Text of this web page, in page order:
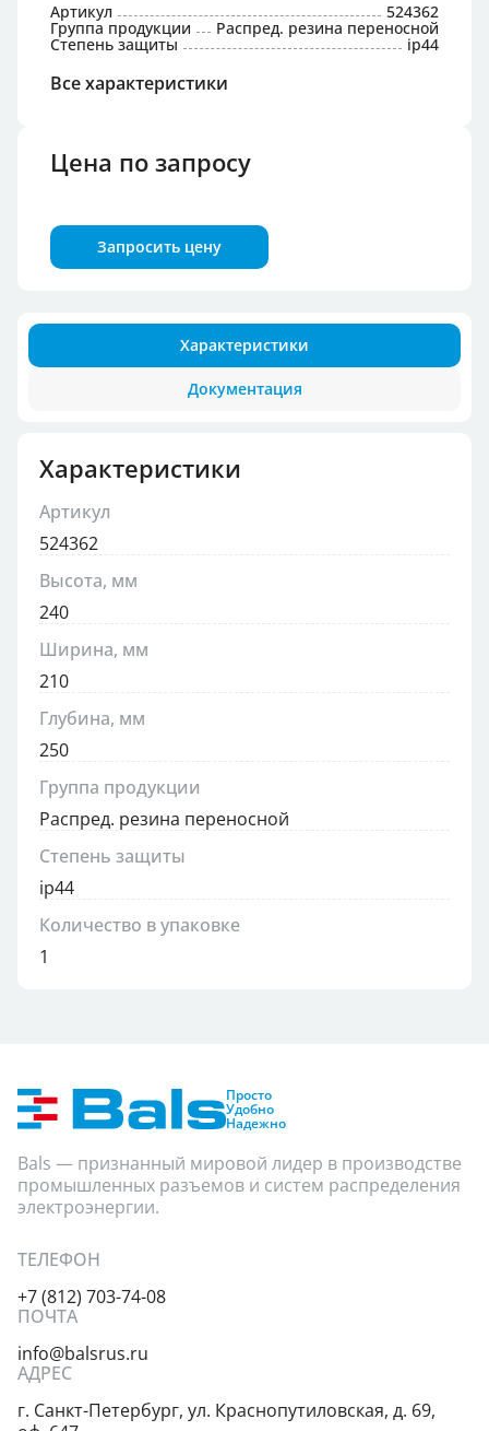
Артикул 524362
Группа продукции Распред. резина переносной
Степень защиты ip44
Все характеристики
Цена по запросу
Запросить цену
Характеристики
Документация
Характеристики
Артикул
524362
Высота, мм
240
Ширина, мм
210
Глубина, мм
250
Группа продукции
Распред. резина переносной
Степень защиты
ip44
Количество в упаковке
1
Просто
Удобно
Надежно
Bals — признанный мировой лидер в производстве
промышленных разъемов и систем распределения
электроэнергии.
ТЕЛЕФОН
+7 (812) 703-74-08
ПОЧТА
info@balsrus.ru
АДРЕС
г. Санкт-Петербург, ул. Краснопутиловская, д. 69,